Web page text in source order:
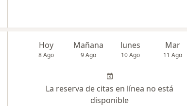
Hoy
8 Ago
Mañana
9 Ago
lunes
10 Ago
Mar
11 Ago
La reserva de citas en línea no está
disponible